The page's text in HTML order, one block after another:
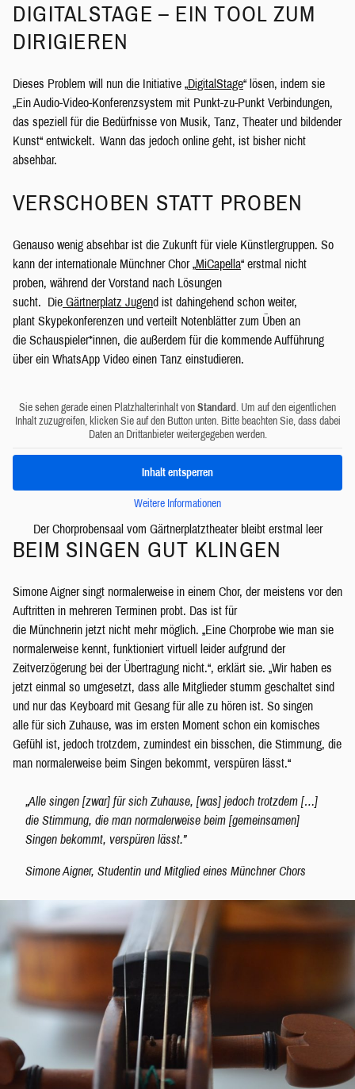
DIGITALSTAGE – EIN TOOL ZUM
DIRIGIEREN
Dieses Problem will nun die Initiative „DigitalStage“ lösen, indem sie
„Ein Audio-Video-Konferenzsystem mit Punkt-zu-Punkt Verbindungen,
das speziell für die Bedürfnisse von Musik, Tanz, Theater und bildender
Kunst“ entwickelt. Wann das jedoch online geht, ist bisher nicht
absehbar.
VERSCHOBEN STATT PROBEN
Genauso wenig absehbar ist die Zukunft für viele Künstlergruppen. So
kann der internationale Münchner Chor „MiCapella“ erstmal nicht
proben, während der Vorstand nach Lösungen
sucht. Die Gärtnerplatz Jugend ist dahingehend schon weiter,
plant Skypekonferenzen und verteilt Notenblätter zum Üben an
die Schauspieler*innen, die außerdem für die kommende Aufführung
über ein WhatsApp Video einen Tanz einstudieren.
Sie sehen gerade einen Platzhalterinhalt von Standard . Um auf den eigentlichen
Inhalt zuzugreifen, klicken Sie auf den Button unten. Bitte beachten Sie, dass dabei
Daten an Drittanbieter weitergegeben werden.
Inhalt entsperren
Weitere Informationen
Der Chorprobensaal vom Gärtnerplatztheater bleibt erstmal leer
BEIM SINGEN GUT KLINGEN
Simone Aigner singt normalerweise in einem Chor, der meistens vor den
Auftritten in mehreren Terminen probt. Das ist für
die Münchnerin jetzt nicht mehr möglich. „Eine Chorprobe wie man sie
normalerweise kennt, funktioniert virtuell leider aufgrund der
Zeitverzögerung bei der Übertragung nicht.“, erklärt sie. „Wir haben es
jetzt einmal so umgesetzt, dass alle Mitglieder stumm geschaltet sind
und nur das Keyboard mit Gesang für alle zu hören ist. So singen
alle für sich Zuhause, was im ersten Moment schon ein komisches
Gefühl ist, jedoch trotzdem, zumindest ein bisschen, die Stimmung, die
man normalerweise beim Singen bekommt, verspüren lässt.“
„Alle singen [zwar] für sich Zuhause, [was] jedoch trotzdem […]
die Stimmung, die man normalerweise beim [gemeinsamen]
Singen bekommt, verspüren lässt.”
Simone Aigner, Studentin und Mitglied eines Münchner Chors